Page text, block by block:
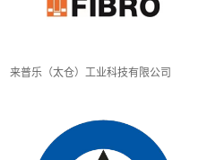
来普乐（太仓）工业科技有限公司